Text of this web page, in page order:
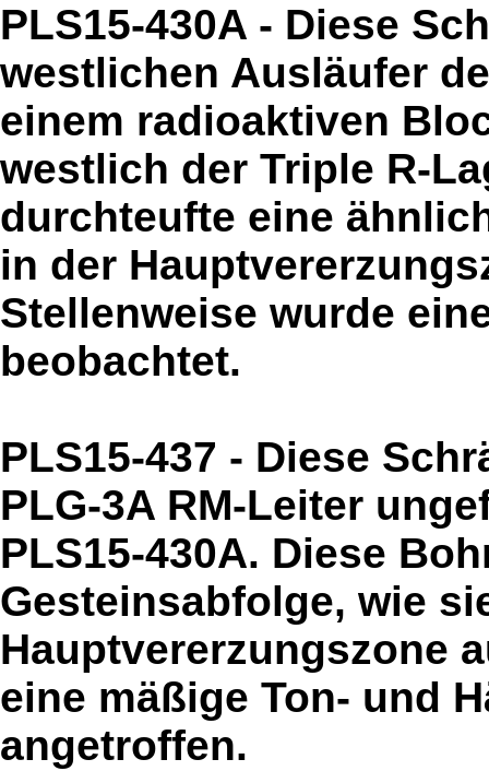
PLS15-430A - Diese
westlichen Ausläufer
einem radioaktiven
westlich der Triple R-
durchteufte eine
in der
Stellenweise wurde
beobachtet.
PLS15-437 - Diese
PLG-3A RM-Leiter
PLS15-430A. Diese
Gesteinsabfolge, wie
Hauptvererzungszone
eine mäßige Ton- und
angetroffen.